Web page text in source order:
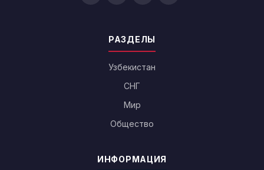
РАЗДЕЛЫ
Узбекистан
СНГ
Мир
Общество
ИНФОРМАЦИЯ